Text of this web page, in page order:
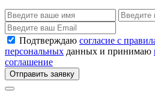
Подтверждаю согласие с
персональных данных и принимаю
соглашение
Отправить заявку